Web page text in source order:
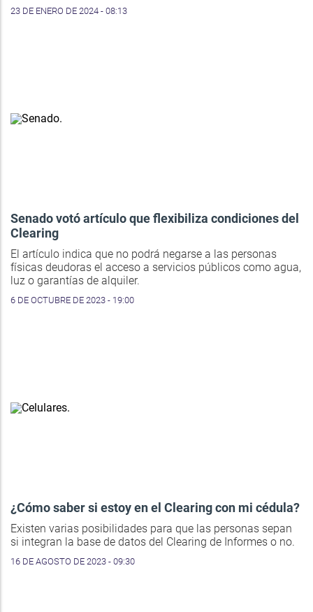
23 DE ENERO DE 2024 - 08:13
Senado votó artículo que flexibiliza condiciones del
Clearing
El artículo indica que no podrá negarse a las personas
físicas deudoras el acceso a servicios públicos como agua,
luz o garantías de alquiler.
6 DE OCTUBRE DE 2023 - 19:00
¿Cómo saber si estoy en el Clearing con mi cédula?
Existen varias posibilidades para que las personas sepan
si integran la base de datos del Clearing de Informes o no.
16 DE AGOSTO DE 2023 - 09:30